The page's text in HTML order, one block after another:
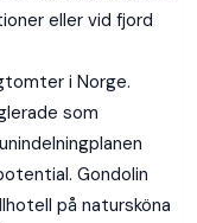
eller vid fjord
i Norge.
som
Gondolin
på natursköna